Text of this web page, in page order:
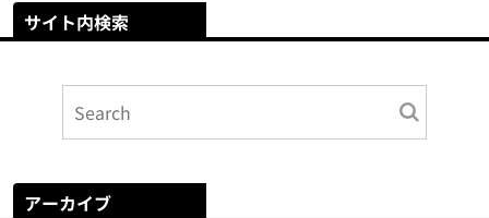
サイト内検索
アーカイブ